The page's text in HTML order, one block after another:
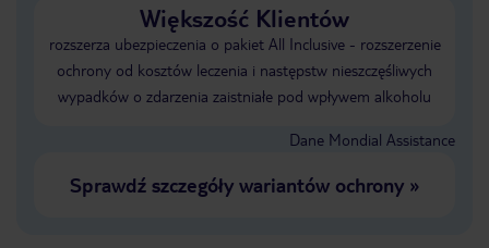
Większość Klientów
rozszerza ubezpieczenia o pakiet All Inclusive - rozszerzenie
ochrony od kosztów leczenia i następstw nieszczęśliwych
wypadków o zdarzenia zaistniałe pod wpływem alkoholu
Dane Mondial Assistance
Sprawdź szczegóły wariantów ochrony»